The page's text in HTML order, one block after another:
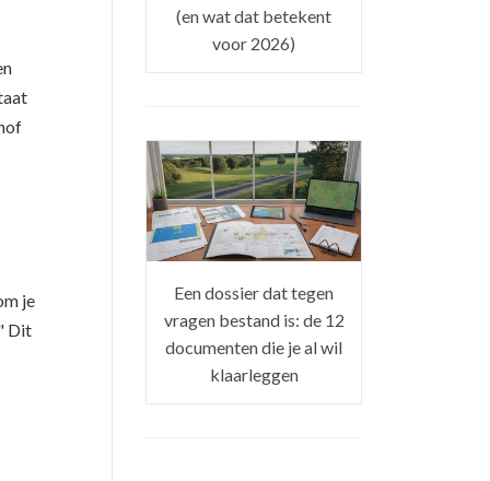
je
Dit
(en wat dat betekent
voor 2026)
Een dossier dat tegen
vragen bestand is: de 12
documenten die je al wil
klaarleggen